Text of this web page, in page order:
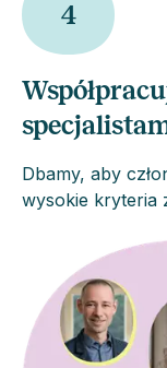
4
Dbamy, aby
wysokie kryteria